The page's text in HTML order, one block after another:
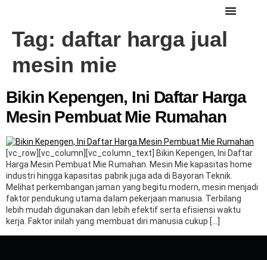
Tag: daftar harga jual
mesin mie
Bikin Kepengen, Ini Daftar Harga
Mesin Pembuat Mie Rumahan
[vc_row][vc_column][vc_column_text] Bikin Kepengen, Ini Daftar
Harga Mesin Pembuat Mie Rumahan. Mesin Mie kapasitas home
industri hingga kapasitas pabrik juga ada di Bayoran Teknik.
Melihat perkembangan jaman yang begitu modern, mesin menjadi
faktor pendukung utama dalam pekerjaan manusia. Terbilang
lebih mudah digunakan dan lebih efektif serta efisiensi waktu
kerja. Faktor inilah yang membuat diri manusia cukup […]